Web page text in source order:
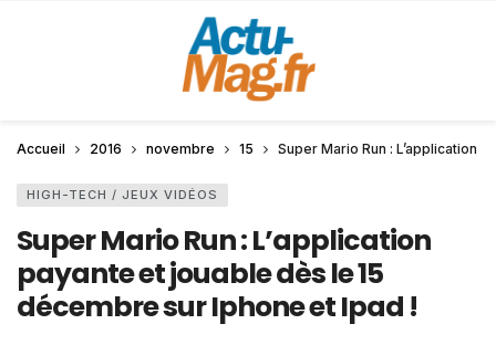
Accueil 2016 novembre 15 Super Mario Run : L’application
HIGH-TECH / JEUX VIDÉOS
Super Mario Run : L’application
payante et jouable dès le 15
décembre sur Iphone et Ipad !